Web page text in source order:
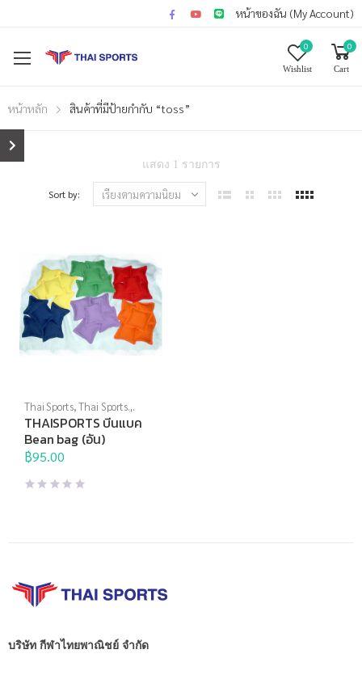
หน้าของฉัน (My Account)
0
Wishlist
0
Cart
หน้าหลัก สินค้าที่มีป้ายกำกับ “toss”
แสดง 1 รายการ
Sort by:
Thai Sports,Thai Sports
Brand,ปาเป้า,เกมส์ และสื่อการ
เรียนการสอน,สื่อการเรียนการ
สอน
THAISPORTS บีนแบค
Bean bag (อัน)
฿95.00
บริษัท กีฬาไทยพาณิชย์ จำกัด